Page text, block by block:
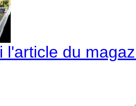
l'article du